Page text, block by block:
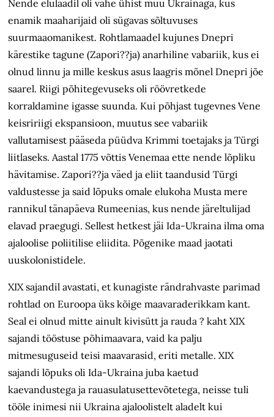
Nende elulaadil oli vähe ühist muu Ukrainaga, kus
enamik maaharijaid oli sügavas sõltuvuses
suurmaaomanikest. Rohtlamaadel kujunes Dnepri
kärestike tagune (Zapori??ja) anarhiline vabariik, kus ei
olnud linnu ja mille keskus asus laagris mõnel Dnepri jõe
saarel. Riigi põhitegevuseks oli röövretkede
korraldamine igasse suunda. Kui põhjast tugevnes Vene
keisririigi ekspansioon, muutus see vabariik
vallutamisest pääseda püüdva Krimmi toetajaks ja Türgi
liitlaseks. Aastal 1775 võttis Venemaa ette nende lõpliku
hävitamise. Zapori??ja väed ja eliit taandusid Türgi
valdustesse ja said lõpuks omale elukoha Musta mere
rannikul tänapäeva Rumeenias, kus nende järeltulijad
elavad praegugi. Sellest hetkest jäi Ida-Ukraina ilma oma
ajaloolise poliitilise eliidita. Põgenike maad jaotati
uuskolonistidele.
XIX sajandil avastati, et kunagiste rändrahvaste parimad
rohtlad on Euroopa üks kõige maavaraderikkam kant.
Seal ei olnud mitte ainult kivisütt ja rauda ? kaht XIX
sajandi tööstuse põhimaavara, vaid ka palju
mitmesuguseid teisi maavarasid, eriti metalle. XIX
sajandi lõpuks oli Ida-Ukraina juba kaetud
kaevandustega ja rauasulatusettevõtetega, neisse tuli
tööle inimesi nii Ukraina ajaloolistelt aladelt kui